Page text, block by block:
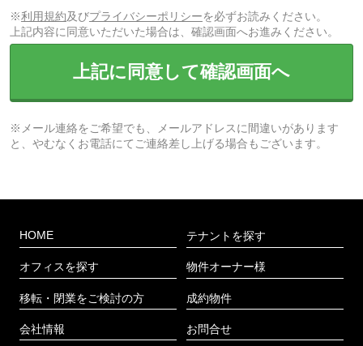
※利用規約及びプライバシーポリシーを必ずお読みください。
上記内容に同意いただいた場合は、確認画面へお進みください。
上記に同意して確認画面へ
※メール連絡をご希望でも、メールアドレスに間違いがあります
と、やむなくお電話にてご連絡差し上げる場合もございます。
HOME
オフィスを探す
移転・閉業をご検討の方
会社情報
テナントを探す
物件オーナー様
成約物件
お問合せ